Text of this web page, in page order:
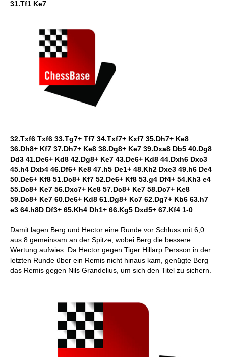
31.Tf1 Ke7
32.Txf6 Txf6 33.Tg7+ Tf7 34.Txf7+ Kxf7 35.Dh7+ Ke8
36.Dh8+ Kf7 37.Dh7+ Ke8 38.Dg8+ Ke7 39.Dxa8 Db5 40.Dg8
Dd3 41.De6+ Kd8 42.Dg8+ Ke7 43.De6+ Kd8 44.Dxh6 Dxc3
45.h4 Dxb4 46.Df6+ Ke8 47.h5 De1+ 48.Kh2 Dxe3 49.h6 De4
50.De6+ Kf8 51.Dc8+ Kf7 52.De6+ Kf8 53.g4 Df4+ 54.Kh3 e4
55.Dc8+ Ke7 56.Dxc7+ Ke8 57.Dc8+ Ke7 58.Dc7+ Ke8
59.Dc8+ Ke7 60.De6+ Kd8 61.Dg8+ Kc7 62.Dg7+ Kb6 63.h7
e3 64.h8D Df3+ 65.Kh4 Dh1+ 66.Kg5 Dxd5+ 67.Kf4 1-0
Damit lagen Berg und Hector eine Runde vor Schluss mit 6,0
aus 8 gemeinsam an der Spitze, wobei Berg die bessere
Wertung aufwies. Da Hector gegen Tiger Hillarp Persson in der
letzten Runde über ein Remis nicht hinaus kam, genügte Berg
das Remis gegen Nils Grandelius, um sich den Titel zu sichern.